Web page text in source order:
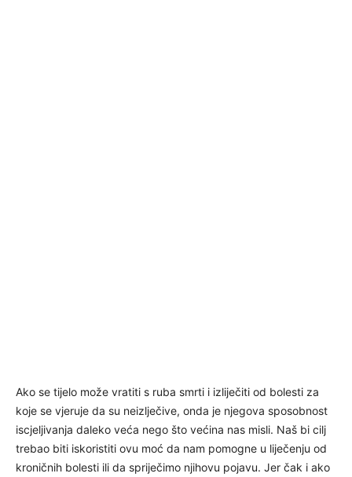
Ako se tijelo može vratiti s ruba smrti i izliječiti od bolesti za
koje se vjeruje da su neizlječive, onda je njegova sposobnost
iscjeljivanja daleko veća nego što većina nas misli. Naš bi cilj
trebao biti iskoristiti ovu moć da nam pomogne u liječenju od
kroničnih bolesti ili da spriječimo njihovu pojavu. Jer čak i ako